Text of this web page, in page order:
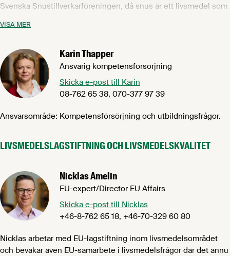
Svenska Snustillverkarföreningen, då snus är ett livsmedel som
som PA-konsult, chefredaktör och anlitas även som skribent
VISA MER
Karin Thapper
Ansvarig kompetensförsörjning
Skicka e-post till Karin
08-762 65 38, 070-377 97 39
Ansvarsområde: Kompetensförsörjning och utbildningsfrågor.
LIVSMEDELSLAGSTIFTNING OCH LIVSMEDELSKVALITET
Nicklas Amelin
EU-expert/Director EU Affairs
Skicka e-post till Nicklas
+46-8-762 65 18, +46-70-329 60 80
Nicklas arbetar med EU-lagstiftning inom livsmedelsområdet
och bevakar även EU-samarbete i livsmedelsfrågor där det ännu